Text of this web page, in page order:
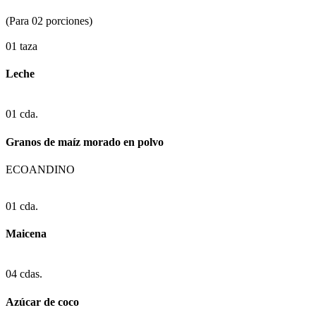
(Para 02 porciones)
01 taza
Leche
01 cda.
Granos de maíz morado en polvo
ECOANDINO
01 cda.
Maicena
04 cdas.
Azúcar de coco